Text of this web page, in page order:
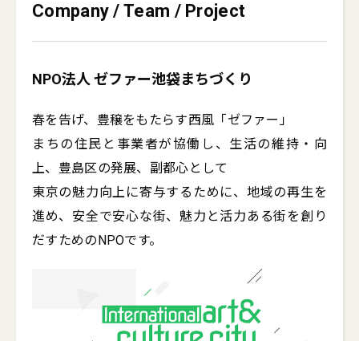
Company / Team / Project
NPO法人 ゼファー池袋まちづくり
春を告げ、豊穣をもたらす西風「ゼファー」
まちの住民と事業者が協働し、生活の維持・向
上、豊島区の発展、副都心として
東京の魅力向上に寄与するために、地域の再生を
進め、安全で安心な街、魅力と活力ある街を創り
だすためのNPOです。